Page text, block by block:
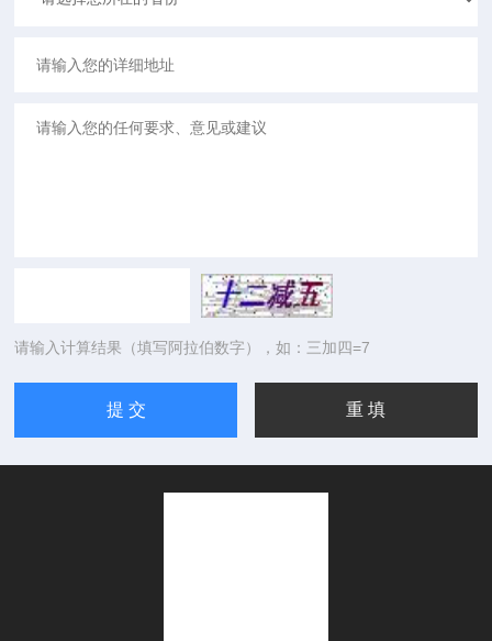
请输入计算结果（填写阿拉伯数字），如：三加四=7